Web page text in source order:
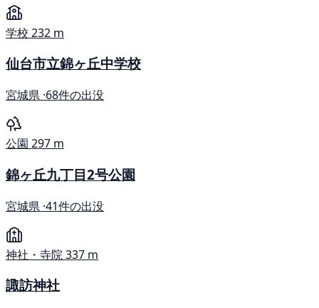
学校 232 m
仙台市立錦ヶ丘中学校
宮城県 ·68件の出没
公園 297 m
錦ヶ丘九丁目2号公園
宮城県 ·41件の出没
神社・寺院337 m
諏訪神社